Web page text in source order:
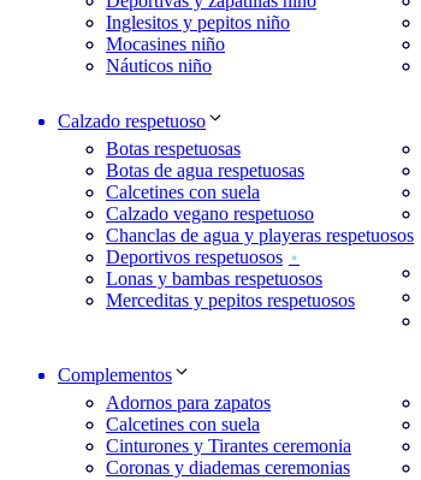
Inglesitos y pepitos niño
Mocasines niño
Náuticos niño
Calzado respetuoso
Botas respetuosas
Botas de agua respetuosas
Calcetines con suela
Calzado vegano respetuoso
Chanclas de agua y playeras respetuosos
Deportivos respetuosos
Lonas y bambas respetuosos
Merceditas y pepitos respetuosos
Complementos
Adornos para zapatos
Calcetines con suela
Cinturones y Tirantes ceremonia
Coronas y diademas ceremonias